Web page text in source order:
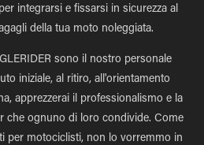
integrarsi e fissarsi in sicurezza al
della tua moto noleggiata.
sono il nostro personale
iniziale, al ritiro, all'orientamento
apprezzerai il professionalismo e la
che ognuno di loro condivide. Come
per motociclisti, non lo vorremmo in